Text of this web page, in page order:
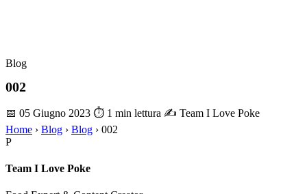
Blog
002
📅 05 Giugno 2023 ⏱ 1 min lettura ✍️ Team I Love Poke
Home › Blog › Blog › 002
P
Team I Love Poke